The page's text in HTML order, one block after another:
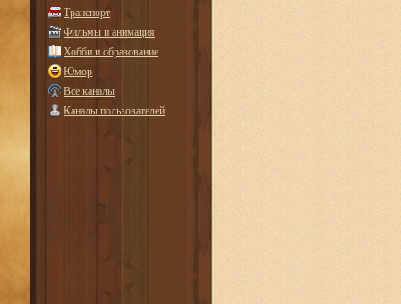
Транспорт
Фильмы и анимация
Хобби и образование
Юмор
Все каналы
Каналы пользователей